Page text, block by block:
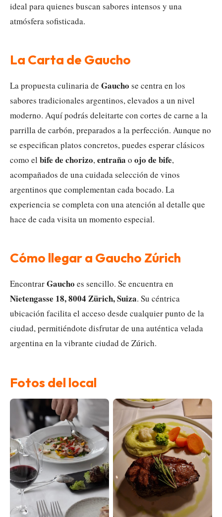
ideal para quienes buscan sabores intensos y una
atmósfera sofisticada.
La Carta de Gaucho
La propuesta culinaria de Gaucho se centra en los
sabores tradicionales argentinos, elevados a un nivel
moderno. Aquí podrás deleitarte con cortes de carne a la
parrilla de carbón, preparados a la perfección. Aunque no
se especifican platos concretos, puedes esperar clásicos
como el bife de chorizo,entraña o ojo de bife,
acompañados de una cuidada selección de vinos
argentinos que complementan cada bocado. La
experiencia se completa con una atención al detalle que
hace de cada visita un momento especial.
Cómo llegar a Gaucho Zúrich
EncontrarGaucho es sencillo. Se encuentra en
Nietengasse 18, 8004 Zürich, Suiza. Su céntrica
ubicación facilita el acceso desde cualquier punto de la
ciudad, permitiéndote disfrutar de una auténtica velada
argentina en la vibrante ciudad de Zúrich.
Fotos del local